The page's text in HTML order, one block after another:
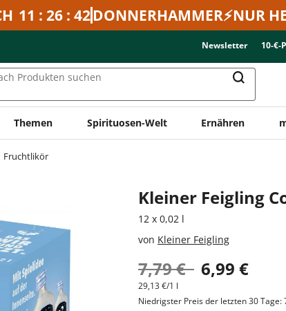
11 : 26 : 42DONNERHAMMER⚡NUR
Newsletter 10-€-
Produkten suchen
Themen Spirituosen-Welt Ernähren
Fruchtlikör
Kleiner Feigling
12 x 0,02 l
von Kleiner Feigling
7,79 € 6,99 €
29,13 €/1 l
Niedrigster Preis der letzten 30 Tage: